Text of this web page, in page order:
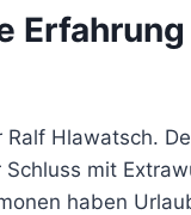
Hlawatsch.
mit
haben